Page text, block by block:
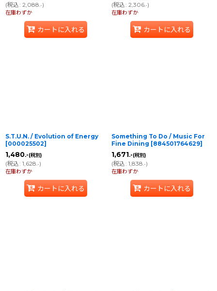
(税込: 2,088 .-)
在庫わずか
カートに入れる
(税込: 2,306.-)
在庫わずか
カートに入れる
S.T.U.N. / Evolution of Energy
[000025502]
1,480.-(税別)
(税込: 1,628 .-)
在庫わずか
カートに入れる
Something To Do / Music For
Fine Dining [884501764629]
1,671.-(税別)
(税込: 1,838 .-)
在庫わずか
カートに入れる